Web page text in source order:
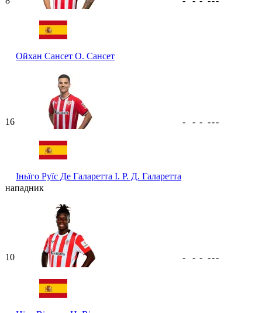
Ойхан Сансет О. Сансет
16
Іньїго Руїс Де Галаретта І. Р. Д. Галаретта
- - - ---
нападник
10 - - - ---